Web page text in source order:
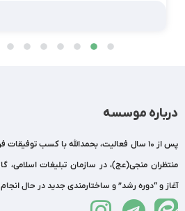
درباره موسسه
پس از 10 سال فعالیت، بحمدالله با کسب
منتظران منجی(عج)، در سازمان تبلیغات اسلامی،
آغاز و “دوره رشد” و ساختارمندی جدید در حال